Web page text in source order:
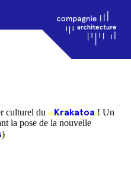
culturel du Krakatoa! Un
la pose de la nouvelle
)